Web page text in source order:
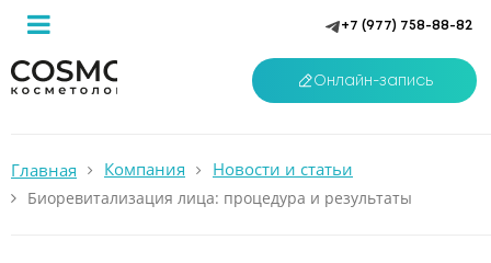
+7 (977) 758-88-82
Онлайн-запись
Главная Компания Новости и статьи
Биоревитализация лица: процедура и результаты